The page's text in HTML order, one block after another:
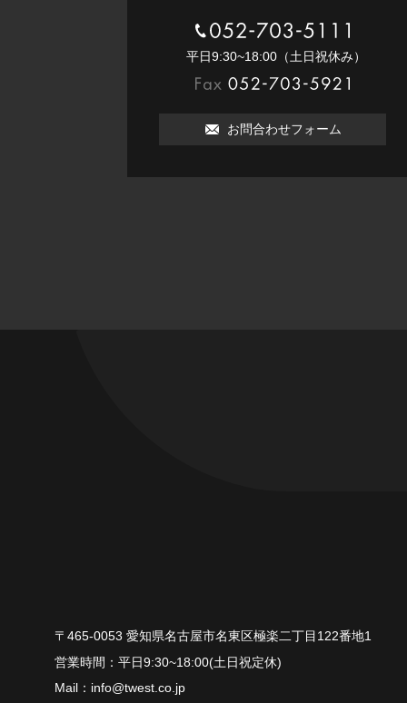
052-703-5111
平⽇9:30~18:00（⼟⽇祝休み）
お問合わせフォーム
〒465-0053 愛知県名古屋市名東区極楽二丁目122番地1
平⽇9:30~18:00(⼟⽇祝定休)
info@twest.co.jp